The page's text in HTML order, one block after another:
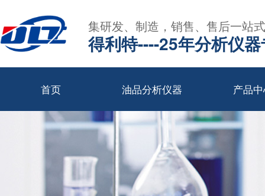
集研发、制造，销售、售后一站
得利特----25年分析仪
首页 油品分析仪器 产品